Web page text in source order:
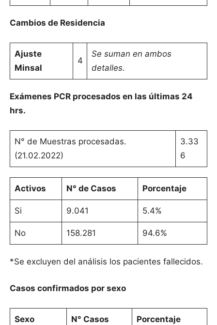
Cambios de Residencia
Ajuste
Minsal
4
Se suman en ambos
detalles.
Exámenes PCR procesados en las últimas 24
hrs.
N° de Muestras procesadas.
(21.02.2022)
3.33
6
Activos N° de Casos Porcentaje
Si 9.041 5.4%
No 158.281 94.6%
*Se excluyen del análisis los pacientes fallecidos.
Casos confirmados por sexo
Sexo N° Casos Porcentaje